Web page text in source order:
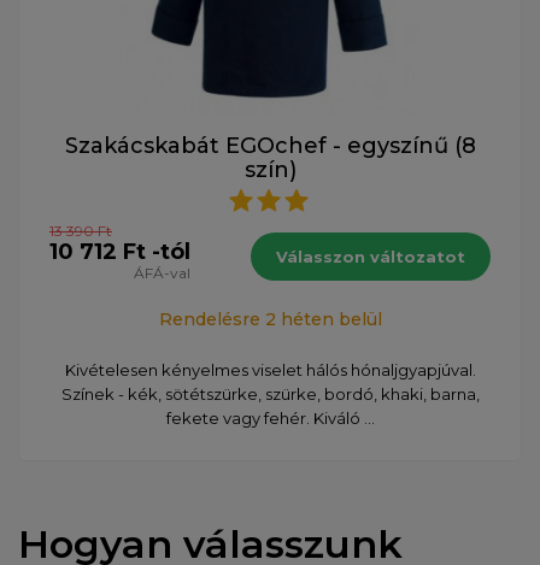
Szakácskabát EGOchef - egyszínű (8
szín)
13 390 Ft
10 712 Ft -tól
ÁFÁ-val
Válasszon változatot
Rendelésre 2 héten belül
Kivételesen kényelmes viselet hálós hónaljgyapjúval.
Színek - kék, sötétszürke, szürke, bordó, khaki, barna,
fekete vagy fehér. Kiváló ...
Hogyan válasszunk